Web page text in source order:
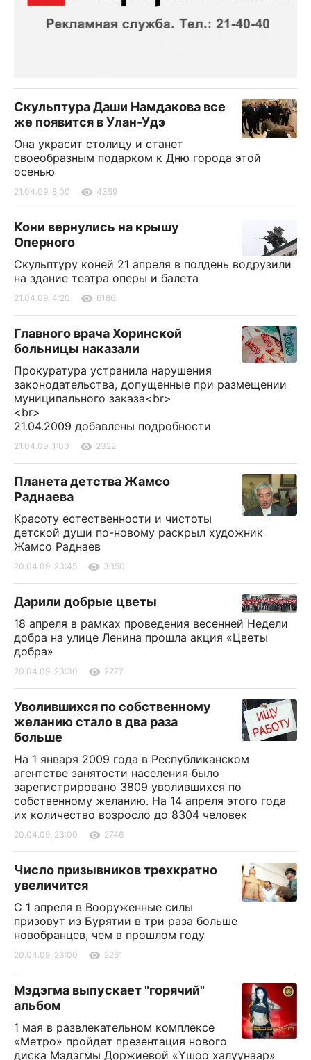
Скульптура Даши Намдакова все
же появится в Улан-Удэ
Она украсит столицу и станет
своеобразным подарком к Дню города этой
осенью
21.04.09, 8:00 4359
Кони вернулись на крышу
Оперного
Скульптуру коней 21 апреля в полдень водрузили
на здание театра оперы и балета
21.04.09, 4:20 6186
Главного врача Хоринской
больницы наказали
Прокуратура устранила нарушения
законодательства, допущенные при размещении
муниципального заказа<br>
<br>
21.04.2009 добавлены подробности
21.04.09, 1:00 2322
Планета детства Жамсо
Раднаева
Красоту естественности и чистоты
детской души по-новому раскрыл художник
Жамсо Раднаев
20.04.09, 23:45 3050
Дарили добрые цветы
18 апреля в рамках проведения весенней Недели
добра на улице Ленина прошла акция «Цветы
добра»
20.04.09, 23:30 2277
Уволившихся по собственному
желанию стало в два раза
больше
На 1 января 2009 года в Республиканском
агентстве занятости населения было
зарегистрировано 3809 уволившихся по
собственному желанию. На 14 апреля этого года
их количество возросло до 8304 человек
20.04.09, 23:00 2746
Число призывников трехкратно
увеличится
С 1 апреля в Вооруженные силы
призовут из Бурятии в три раза больше
новобранцев, чем в прошлом году
20.04.09, 23:00 2261
Мэдэгма выпускает "горячий"
альбом
1 мая в развлекательном комплексе
«Метро» пройдет презентация нового
диска Мэдэгмы Доржиевой «Yшоо халуунаар»